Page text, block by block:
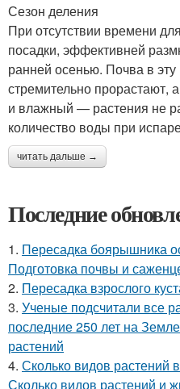
Сезон деления
При отсутствии времени
посадки, эффективней
ранней осенью. Почва в эту
стремительно прорастают,
и влажный — растения не
количество воды при
читать дальше →
Последние
1. Пересадка боярышника
Подготовка почвы и
2. Пересадка взрослого
3. Ученые подсчитали все
последние 250 лет на
растений
4. Сколько видов растений
Сколько видов растений и